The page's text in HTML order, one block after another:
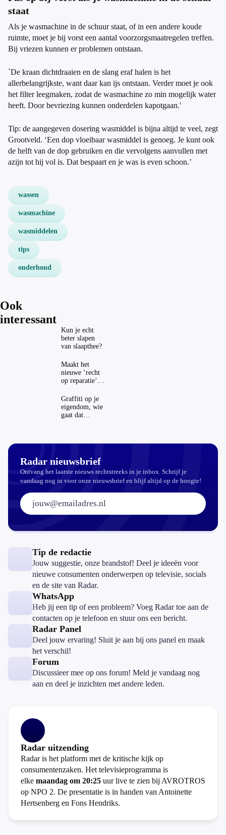
staat
Als je wasmachine in de schuur staat, of in een andere koude
ruimte, moet je bij vorst een aantal voorzorgsmaatregelen treffen.
Bij vriezen kunnen er problemen ontstaan.
`De kraan dichtdraaien en de slang eraf halen is het
allerbelangrijkste, want daar kan ijs ontstaan. Verder moet je ook
het filter leegmaken, zodat de wasmachine zo min mogelijk water
heeft. Door bevriezing kunnen onderdelen kapotgaan.'
Tip: de aangegeven dosering wasmiddel is bijna altijd te veel, zegt
Grootveld. ‘Een dop vloeibaar wasmiddel is genoeg. Je kunt ook
de helft van de dop gebruiken en die vervolgens aanvullen met
azijn tot hij vol is. Dat bespaart en je was is even schoon.’
wassen
wasmachine
wasmiddelen
tips
onderhoud
Ook
interessant
Kun je echt
beter slapen
van slaapthee?
Maakt het
nieuwe ‘recht
op reparatie’
echt
aantrekkelijker?
Graffiti op je
eigendom, wie
gaat dat
Radar nieuwsbrief
Ontvang het laatste nieuws rechtstreeks in je inbox. Schrijf je
vandaag nog in voor onze nieuwsbrief en blijf altijd op de hoogte!
E-mailadres:
Tip de redactie
Jouw suggestie, onze brandstof! Deel je ideeën voor
nieuwe consumenten onderwerpen op televisie, socials
en de site van Radar.
WhatsApp
Heb jij een tip of een probleem? Voeg Radar toe aan de
contacten op je telefoon en stuur ons een bericht.
Radar Panel
Deel jouw ervaring! Sluit je aan bij ons panel en maak
het verschil!
Forum
Discussieer mee op ons forum! Meld je vandaag nog
aan en deel je inzichten met andere leden.
Radar uitzending
Radar is het platform met de kritische kijk op
consumentenzaken. Het televisieprogramma is
elke maandag om 20:25 uur live te zien bij AVROTROS
op NPO 2. De presentatie is in handen van Antoinette
Hertsenberg en Fons Hendriks.